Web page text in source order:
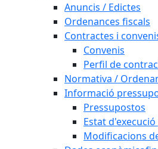
Anuncis / Edictes
Ordenances fiscals
Contractes i
Convenis
Perfil de
Normativa /
Informació
Pressupostos
Estat
Modificacions